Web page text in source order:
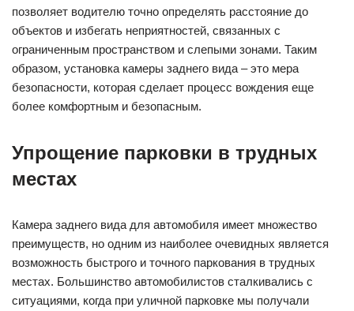
позволяет водителю точно определять расстояние до
объектов и избегать неприятностей, связанных с
ограниченным пространством и слепыми зонами. Таким
образом, установка камеры заднего вида – это мера
безопасности, которая сделает процесс вождения еще
более комфортным и безопасным.
Упрощение парковки в трудных
местах
Камера заднего вида для автомобиля имеет множество
преимуществ, но одним из наиболее очевидных является
возможность быстрого и точного паркования в трудных
местах. Большинство автомобилистов сталкивались с
ситуациями, когда при уличной парковке мы получали